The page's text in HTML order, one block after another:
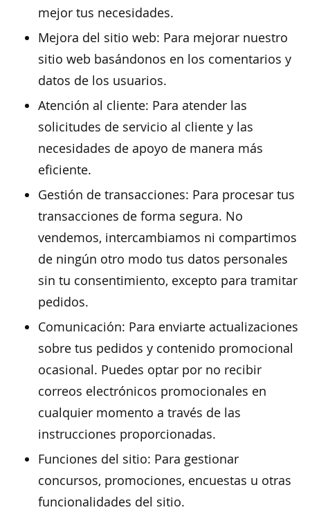
mejor tus necesidades.
Mejora del sitio web: Para mejorar nuestro
sitio web basándonos en los comentarios y
datos de los usuarios.
Atención al cliente: Para atender las
solicitudes de servicio al cliente y las
necesidades de apoyo de manera más
eficiente.
Gestión de transacciones: Para procesar tus
transacciones de forma segura. No
vendemos, intercambiamos ni compartimos
de ningún otro modo tus datos personales
sin tu consentimiento, excepto para tramitar
pedidos.
Comunicación: Para enviarte actualizaciones
sobre tus pedidos y contenido promocional
ocasional. Puedes optar por no recibir
correos electrónicos promocionales en
cualquier momento a través de las
instrucciones proporcionadas.
Funciones del sitio: Para gestionar
concursos, promociones, encuestas u otras
funcionalidades del sitio.